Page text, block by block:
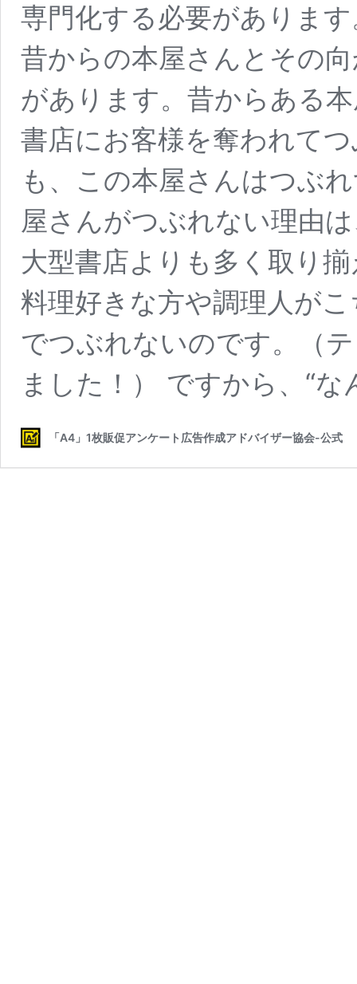
専門化する必要がありま
昔からの本屋さんとその
があります。昔からある
書店にお客様を奪われて
も、この本屋さんはつぶ
屋さんがつぶれない理由
大型書店よりも多く取り
料理好きな方や調理人が
でつぶれないのです。（
ました！） ですから、“
「A4」1枚販促アンケート広告作成アドバイザー協会-公式